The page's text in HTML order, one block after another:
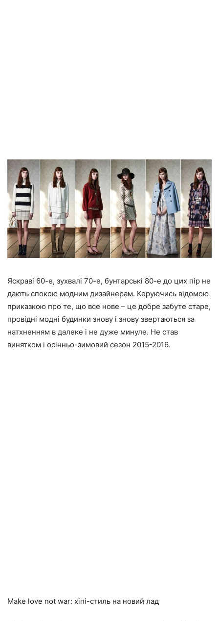
Яскраві 60-е, зухвалі 70-е, бунтарські 80-е до цих пір не
дають спокою модним дизайнерам. Керуючись відомою
приказкою про те, що все нове – це добре забуте старе,
провідні модні будинки знову і знову звертаються за
натхненням в далеке і не дуже минуле. Не став
винятком і осінньо-зимовий сезон 2015-2016.
Make love not war: хіпі-стиль на новий лад